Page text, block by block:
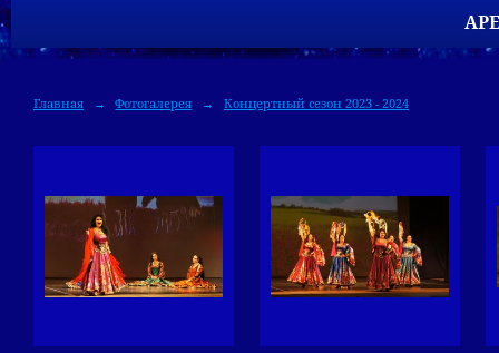
Главная → Фотогалерея → Концертный сезон 2023 - 2024